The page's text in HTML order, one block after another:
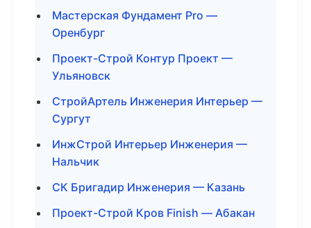
Мастерская Фундамент Pro —
Оренбург
Проект-Строй Контур Проект —
Ульяновск
СтройАртель Инженерия Интерьер —
Сургут
ИнжСтрой Интерьер Инженерия —
Нальчик
СК Бригадир Инженерия — Казань
Проект-Строй Кров Finish — Абакан